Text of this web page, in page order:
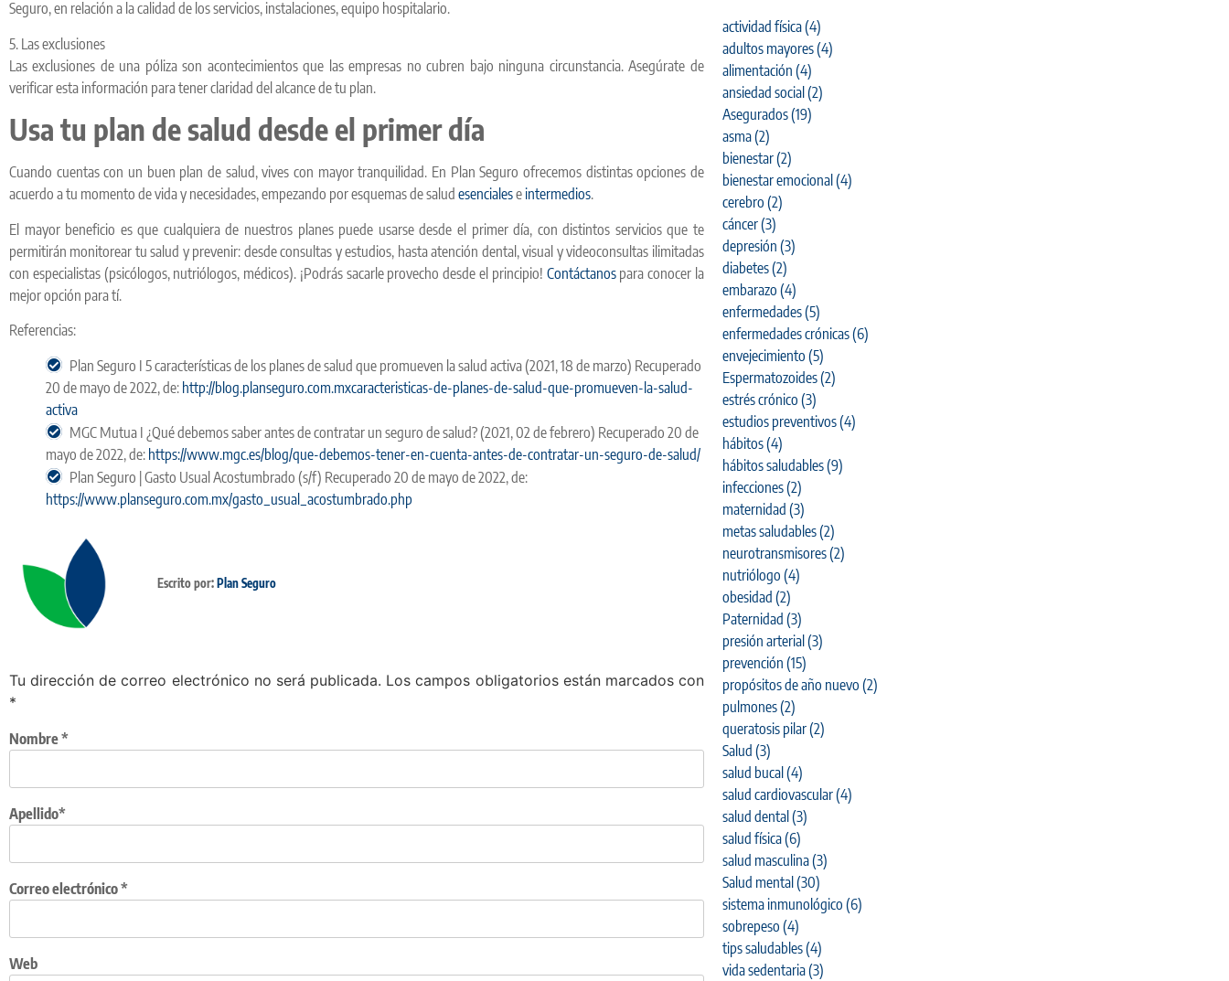
Seguro, en relación a la calidad de los servicios, instalaciones, equipo hospitalario.
5. Las exclusiones
Las exclusiones de una póliza son acontecimientos que las empresas no cubren bajo ninguna circunstancia. Asegúrate de
verificar esta información para tener claridad del alcance de tu plan.
Usa tu plan de salud desde el primer día
Cuando cuentas con un buen plan de salud, vives con mayor tranquilidad. En Plan Seguro ofrecemos distintas opciones de
acuerdo a tu momento de vida y necesidades, empezando por esquemas de salud esencialeseintermedios.
El mayor beneficio es que cualquiera de nuestros planes puede usarse desde el primer día, con distintos servicios que te
permitirán monitorear tu salud y prevenir: desde consultas y estudios, hasta atención dental, visual y videoconsultas ilimitadas
con especialistas (psicólogos, nutriólogos, médicos). ¡Podrás sacarle provecho desde el principio! Contáctanospara conocer la
mejor opción para tí.
Referencias:
Plan Seguro I 5 características de los planes de salud que promueven la salud activa (2021, 18 de marzo) Recuperado
20 de mayo de 2022, de: http://blog.planseguro.com.mxcaracteristicas-de-planes-de-salud-que-promueven-la-salud-
activa
MGC Mutua I ¿Qué debemos saber antes de contratar un seguro de salud? (2021, 02 de febrero) Recuperado 20 de
mayo de 2022, de: https://www.mgc.es/blog/que-debemos-tener-en-cuenta-antes-de-contratar-un-seguro-de-salud/
Plan Seguro | Gasto Usual Acostumbrado (s/f) Recuperado 20 de mayo de 2022, de:
https://www.planseguro.com.mx/gasto_usual_acostumbrado.php
Escrito por: Plan Seguro
Tu dirección de correo electrónico no será publicada. Los campos obligatorios están marcados con
*
Apellido*
Nombre*
Correo electrónico*
Web
actividad física(4)
adultos mayores(4)
alimentación (4)
ansiedad social(2)
Asegurados(19)
asma(2)
bienestar(2)
bienestar emocional(4)
cerebro (2)
cáncer(3)
depresión (3)
diabetes(2)
embarazo (4)
enfermedades(5)
enfermedades crónicas(6)
envejecimiento (5)
Espermatozoides(2)
estrés crónico (3)
estudios preventivos(4)
hábitos(4)
hábitos saludables(9)
infecciones(2)
maternidad (3)
metas saludables(2)
neurotransmisores(2)
nutriólogo (4)
obesidad (2)
Paternidad (3)
presión arterial(3)
prevención (15)
propósitos de año nuevo (2)
pulmones(2)
queratosis pilar(2)
Salud (3)
salud bucal(4)
salud cardiovascular(4)
salud dental(3)
salud física(6)
salud masculina(3)
Salud mental(30)
sistema inmunológico (6)
sobrepeso (4)
tips saludables(4)
vida sedentaria(3)